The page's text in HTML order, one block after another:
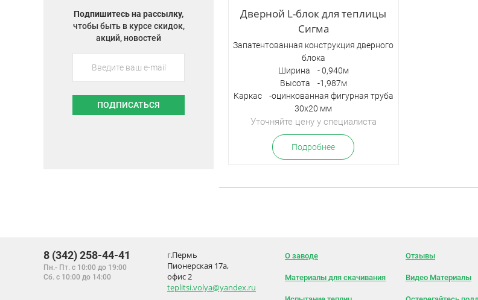
Подпишитесь на рассылку,
чтобы быть в курсе скидок,
акций, новостей
ПОДПИСАТЬСЯ
Дверной L-блок для теплицы
Сигма
Запатентованная конструкция дверного
блока
Ширина - 0,940м
Высота -1,987м
Каркас -оцинкованная фигурная труба
30х20 мм
Уточняйте цену у специалиста
Подробнее
8 (342) 258-44-41
Пн.- Пт. с 10:00 до 19:00
Сб. с 10:00 до 14:00
г.Пермь
Пионерская 17а,
офис 2
teplitsi.volya@yandex.ru
О заводе Отзывы
Материалы для скачивания Видео Материалы